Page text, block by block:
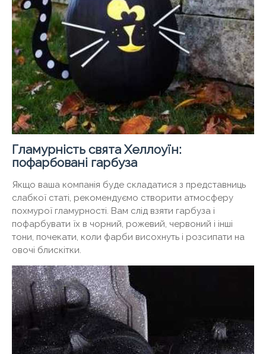
Гламурність свята Хеллоуїн:
пофарбовані гарбуза
Якщо ваша компанія буде складатися з представниць
слабкої статі, рекомендуємо створити атмосферу
похмурої гламурності. Вам слід взяти гарбуза і
пофарбувати їх в чорний, рожевий, червоний і інші
тони, почекати, коли фарби висохнуть і розсипати на
овочі блискітки.